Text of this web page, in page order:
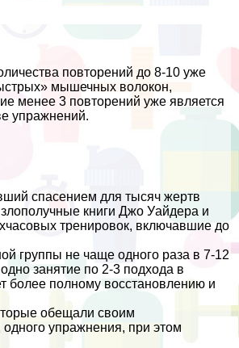
повторений до 8-10 уже
мышечных волокон,
менее 3 повторений уже является
упражнений.
спасением для тысяч жертв
книги Джо Уайдера и
тренировок, включавшие до
группы не чаще одного раза в 7-12
занятие по 2-3 подхода в
более полному восстановлению и
обещали своим
одного упражнения, при этом